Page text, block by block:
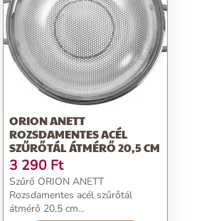
ORION ANETT
ROZSDAMENTES ACÉL
SZŰRŐTÁL ÁTMÉRŐ 20,5 CM
3 290 Ft
Szűrő ORION ANETT
Rozsdamentes acél szűrőtál
átmérő 20,5 cm...